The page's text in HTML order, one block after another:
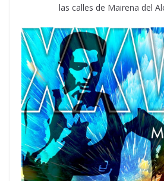
las calles de Mairena del